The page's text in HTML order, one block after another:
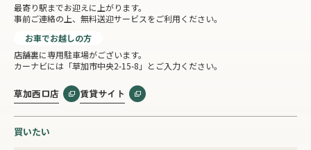
最寄り駅までお迎えに上がります。
事前ご連絡の上、無料送迎サービスをご利用ください。
お車でお越しの方
店舗裏に専用駐車場がございます。
カーナビには「草加市中央2-15-8」とご入力ください。
草加西口店 賃貸サイト
買いたい